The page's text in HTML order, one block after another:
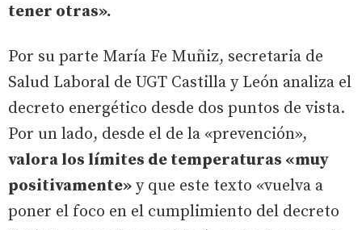
tener otras».
Por su parte María Fe Muñiz, secretaria de
Salud Laboral de UGT Castilla y León analiza el
decreto energético desde dos puntos de vista.
Por un lado, desde el de la «prevención»,
valora los límites de temperaturas «muy
positivamente» y que este texto «vuelva a
poner el foco en el cumplimiento del decreto